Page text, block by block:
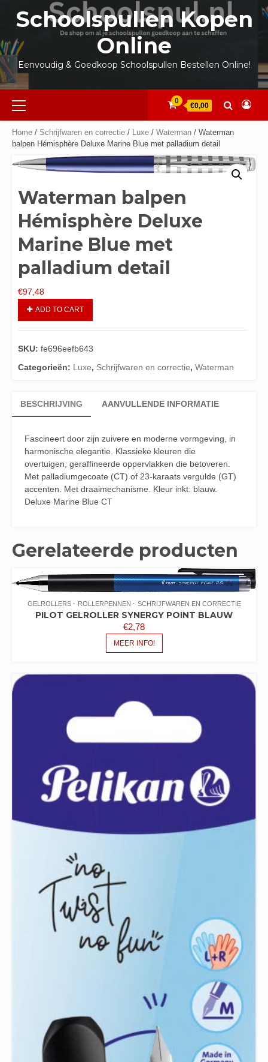
inhoud
Schoolspullen Kopen
Online
Eenvoudig & Goedkoop Schoolspullen Bestellen Online!
Primair
menu
0
€0,00
Home / Schrijfwaren en correctie / Luxe / Waterman / Waterman
balpen Hémisphère Deluxe Marine Blue met palladium detail
Waterman balpen
Hémisphère Deluxe
Marine Blue met
palladium detail
€97,48
ADD TO CART
SKU: fe696eefb643
Categorieën: Luxe, Schrijfwaren en correctie, Waterman
BESCHRIJVING AANVULLENDE INFORMATIE
Fascineert door zijn zuivere en moderne vormgeving, in
harmonische elegantie. Klassieke kleuren die
overtuigen, geraffineerde oppervlakken die betoveren.
Met palladiumgecoate (CT) of 23-karaats vergulde (GT)
accenten. Met draaimechanisme. Kleur inkt: blauw.
Deluxe Marine Blue CT
Gerelateerde producten
GELROLLERS ROLLERPENNEN SCHRIJFWAREN EN CORRECTIE
PILOT GELROLLER SYNERGY POINT BLAUW
€2,78
MEER INFO!